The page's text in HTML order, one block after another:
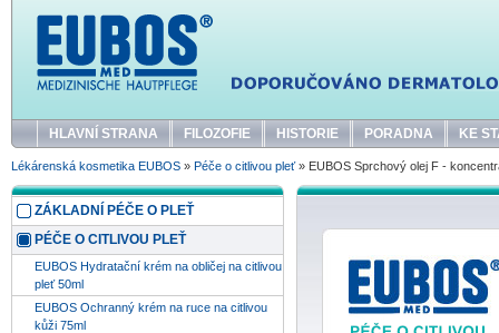
HLAVNÍ STRANA FILOZOFIE HISTORIE PORADNA KE
Lékárenská kosmetika EUBOS » Péče o citlivou pleť» EUBOS Sprchový olej F -
ZÁKLADNÍ PÉČE O PLEŤ
PÉČE O CITLIVOU PLEŤ
EUBOS Hydratační krém na obličej na citlivou
pleť 50ml
EUBOS Ochranný krém na ruce na citlivou
kůži 75ml